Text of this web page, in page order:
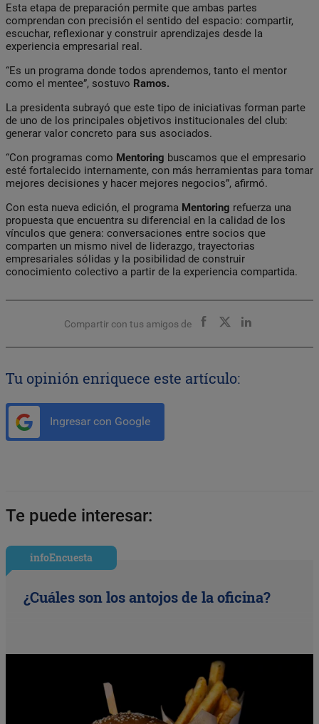
Esta etapa de preparación permite que ambas partes
comprendan con precisión el sentido del espacio: compartir,
escuchar, reflexionar y construir aprendizajes desde la
experiencia empresarial real.
“Es un programa donde todos aprendemos, tanto el mentor
como el mentee”, sostuvo Ramos.
La presidenta subrayó que este tipo de iniciativas forman parte
de uno de los principales objetivos institucionales del club:
generar valor concreto para sus asociados.
“Con programas como Mentoring buscamos que el empresario
esté fortalecido internamente, con más herramientas para tomar
mejores decisiones y hacer mejores negocios”, afirmó.
Con esta nueva edición, el programa Mentoring refuerza una
propuesta que encuentra su diferencial en la calidad de los
vínculos que genera: conversaciones entre socios que
comparten un mismo nivel de liderazgo, trayectorias
empresariales sólidas y la posibilidad de construir
conocimiento colectivo a partir de la experiencia compartida.
Compartir con tus amigos de
Tu opinión enriquece este artículo:
Ingresar con Google
Te puede interesar:
infoEncuesta
¿Cuáles son los antojos de la oficina?